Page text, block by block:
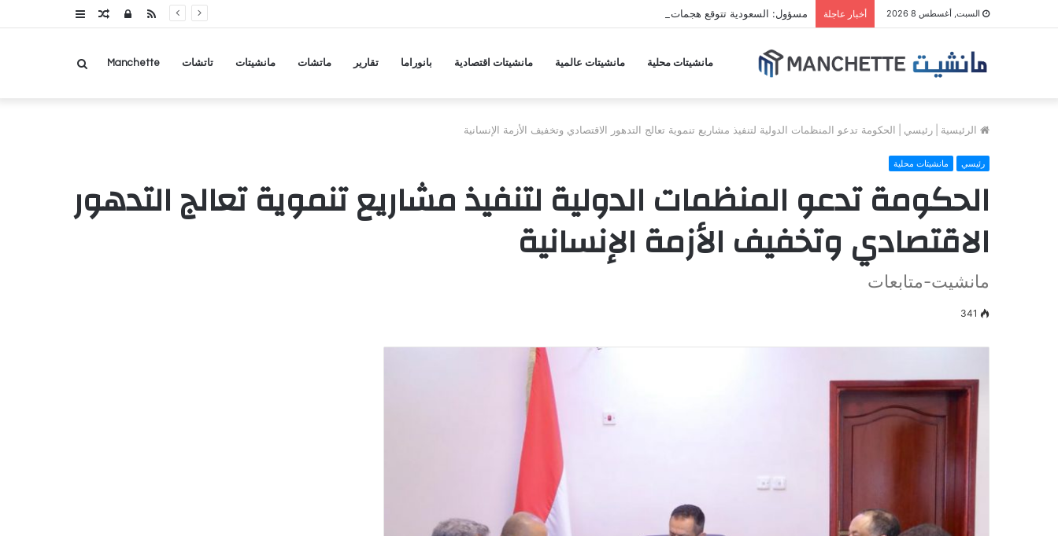
السبت, أغسطس 8 2026 أخبار عاجلة مسؤول: السعودية تتوقع هجمات منسقة من حلفاء لإيران عمودمقالتسجيلRSS
مانشيتات محلية مانشيتات عالمية مانشيتات اقتصادية بانوراما تقارير ماتشات مانشيتات تاتشات Manchette بحث
الرئيسية رئيسي الحكومة تدعو المنظمات الدولية لتنفيذ مشاريع تنموية تعالج التدهور الاقتصادي وتخفيف الأزمة الإنسانية
رئيسي مانشيتات محلية
الحكومة تدعو المنظمات الدولية لتنفيذ مشاريع تنموية تعالج التدهور
الاقتصادي وتخفيف الأزمة الإنسانية
مانشيت-متابعات
341